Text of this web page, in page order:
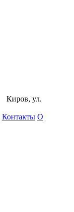
Киров, ул.
Контакты О